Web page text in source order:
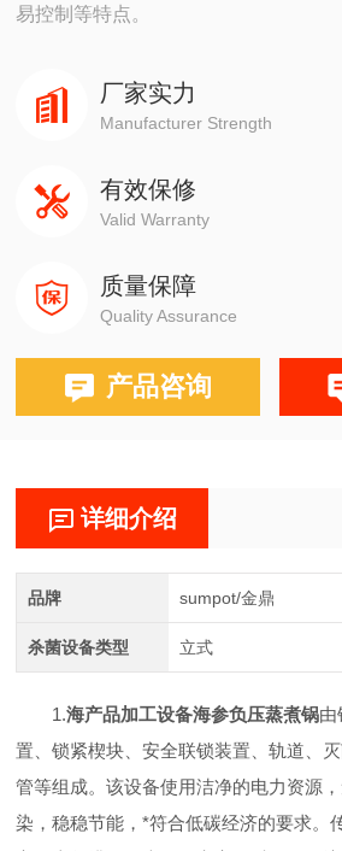
易控制等特点。
厂家实力
Manufacturer Strength
有效保修
Valid Warranty
质量保障
Quality Assurance
产品咨询
详细介绍
品牌 sumpot/金鼎
杀菌设备类型 立式
1.海产品加工设备海参负压蒸煮锅由
置、锁紧楔块、安全联锁装置、轨道、
管等组成。该设备使用洁净的电力资源
染，稳稳节能，*符合低碳经济的要求。